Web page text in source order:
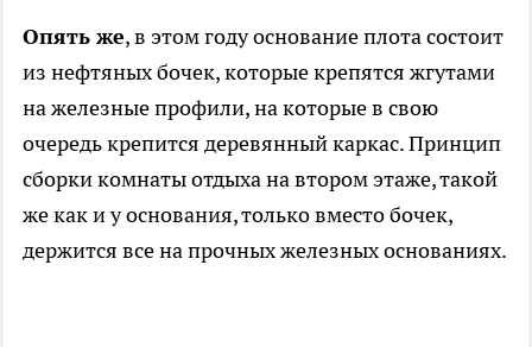
Опять же, в этом году основание плота состоит
из нефтяных бочек, которые крепятся жгутами
на железные профили, на которые в свою
очередь крепится деревянный каркас. Принцип
сборки комнаты отдыха на втором этаже, такой
же как и у основания, только вместо бочек,
держится все на прочных железных основаниях.